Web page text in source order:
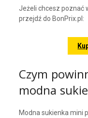
Jeżeli chcesz poznać
przejdź do BonPrix.pl:
Czym
modna
Modna sukienka mini